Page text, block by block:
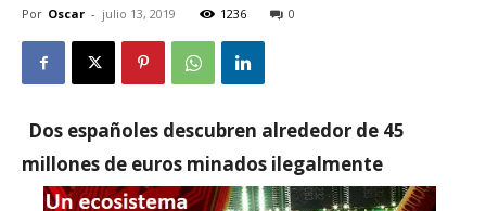
Por Oscar - julio 13, 2019 1236 0
Dos españoles descubren alrededor de 45
millones de euros minados ilegalmente